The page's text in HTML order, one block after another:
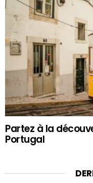
Partez à la
Portugal